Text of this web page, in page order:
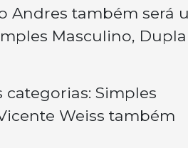
Andres também será
Masculino, Dupla
categorias: Simples
Weiss também